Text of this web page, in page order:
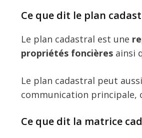
Ce que dit le plan
Le plan cadastral est une
propriétés foncières ainsi
Le plan cadastral peut
communication principale,
Ce que dit la matrice